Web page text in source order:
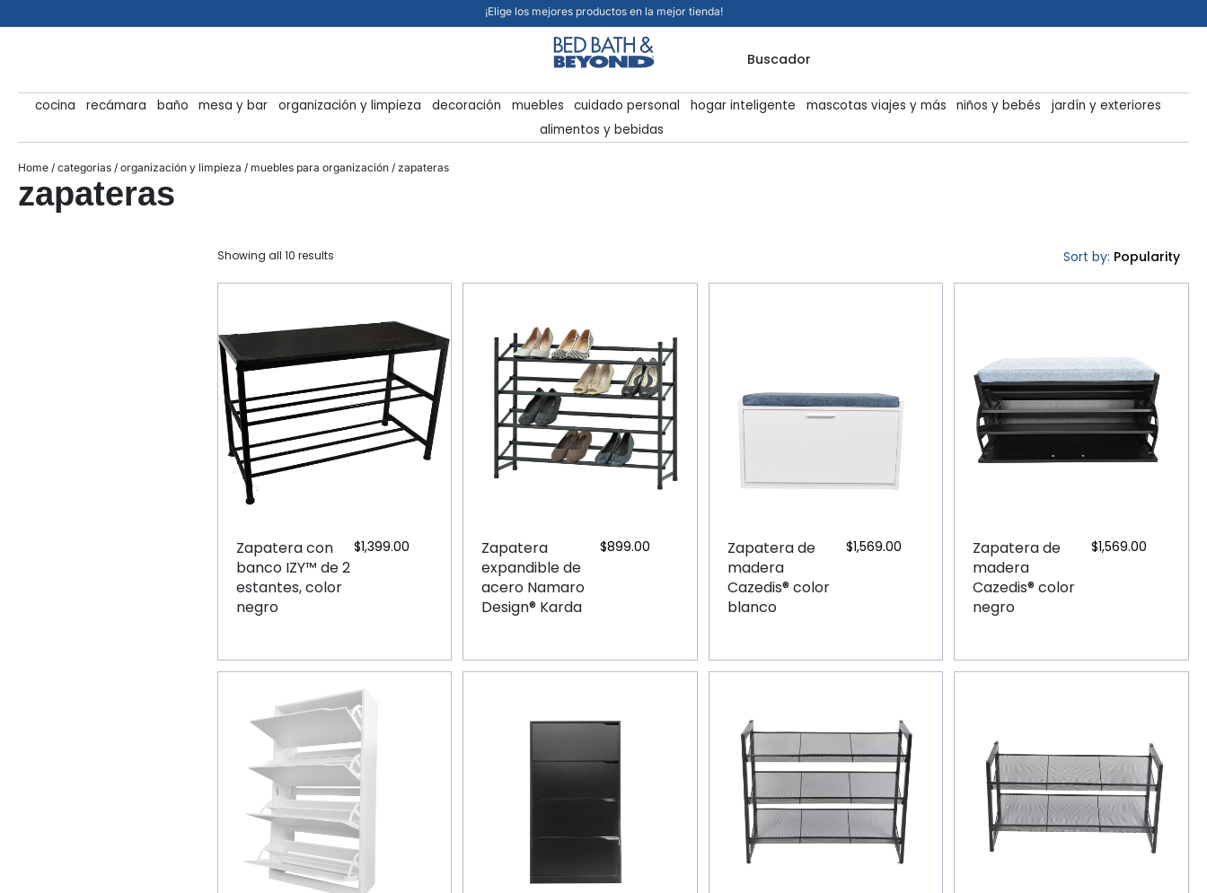
¡Elige los mejores productos en la mejor tienda!
Buscador
cocina recámara baño mesa y bar organización y limpieza decoración muebles cuidado personal hogar inteligente mascotas viajes y más niños y bebés
jardín y exteriores
alimentos y bebidas
Home / categorias / organización y limpieza / muebles para organización / zapateras
zapateras
Sort by: Popularity
Zapatera con
banco IZY™ de 2
estantes, color
negro
$1,399.00
Zapatera
expandible de
acero Namaro
Design® Karda
$899.00
Zapatera de
madera
Cazedis® color
blanco
$1,569.00
Zapatera de
madera
Cazedis® color
negro
$1,569.00
Showing all 10 results